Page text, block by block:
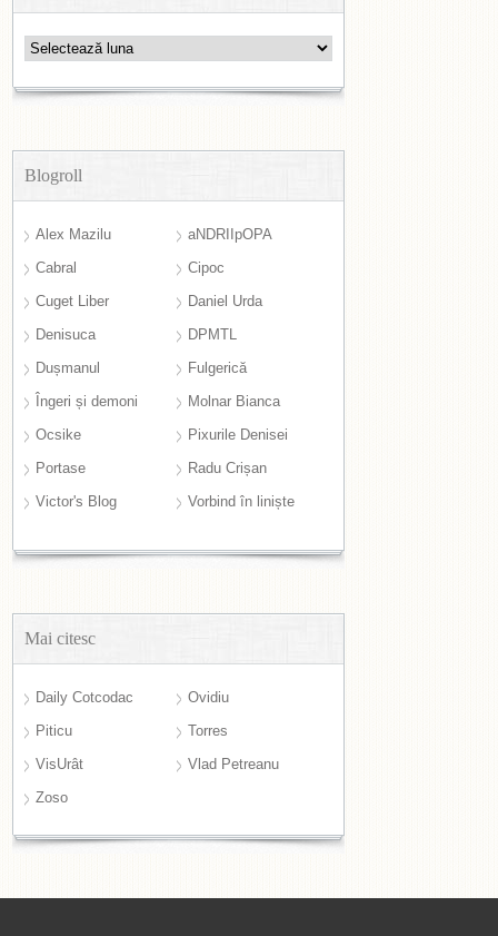
Arhive
Blogroll
Alex Mazilu
aNDRIIpOPA
Cabral
Cipoc
Cuget Liber
Daniel Urda
Denisuca
DPMTL
Dușmanul
Fulgerică
Îngeri și demoni
Molnar Bianca
Ocsike
Pixurile Denisei
Portase
Radu Crișan
Victor's Blog
Vorbind în liniște
Mai citesc
Daily Cotcodac
Ovidiu
Piticu
Torres
VisUrât
Vlad Petreanu
Zoso